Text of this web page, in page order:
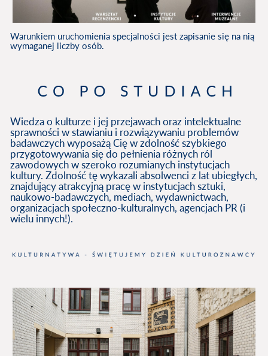
Warunkiem uruchomienia specjalności jest zapisanie się na nią
wymaganej liczby osób.
Wiedza o kulturze i jej przejawach oraz intelektualne
sprawności w stawianiu i rozwiązywaniu problemów
badawczych wyposażą Cię w zdolność szybkiego
przygotowywania się do pełnienia różnych ról
zawodowych w szeroko rozumianych instytucjach
kultury. Zdolność tę wykazali absolwenci z lat ubiegłych,
znajdujący atrakcyjną pracę w instytucjach sztuki,
naukowo-badawczych, mediach, wydawnictwach,
organizacjach społeczno-kulturalnych, agencjach PR (i
wielu innych!).